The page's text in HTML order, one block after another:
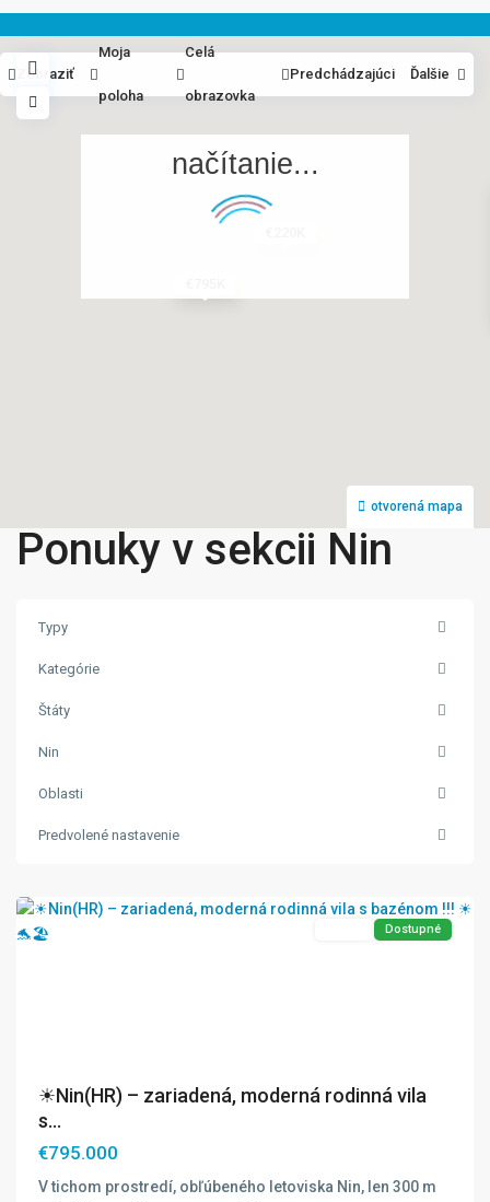
načítanie...
otvorená mapa
Zobraziť
Moja
poloha
Celá
obrazovka
Predchádzajúci Ďalšie
Ponuky v sekcii Nin
Typy
Kategórie
Štáty
Nin
Oblasti
Predvolené nastavenie
Dostupné
☀Nin(HR) – zariadená, moderná rodinná vila
s...
€795.000
V tichom prostredí, obľúbeného letoviska Nin, len 300 m